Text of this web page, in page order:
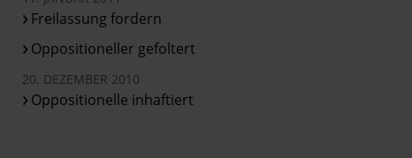
Freilassung fordern
Oppositioneller gefoltert
20. DEZEMBER 2010
Oppositionelle inhaftiert